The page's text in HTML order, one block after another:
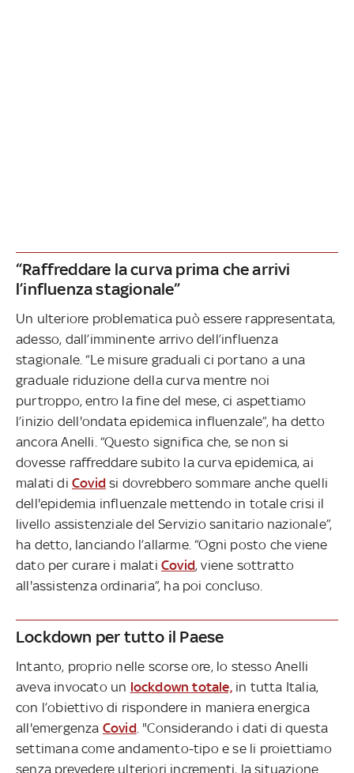
“Raffreddare la curva prima che arrivi
l’influenza stagionale”
Un ulteriore problematica può essere rappresentata,
adesso, dall’imminente arrivo dell’influenza
stagionale. “Le misure graduali ci portano a una
graduale riduzione della curva mentre noi
purtroppo, entro la fine del mese, ci aspettiamo
l’inizio dell'ondata epidemica influenzale”, ha detto
ancora Anelli. “Questo significa che, se non si
dovesse raffreddare subito la curva epidemica, ai
malati di Covid si dovrebbero sommare anche quelli
dell'epidemia influenzale mettendo in totale crisi il
livello assistenziale del Servizio sanitario nazionale”,
ha detto, lanciando l’allarme. “Ogni posto che viene
dato per curare i malati Covid, viene sottratto
all'assistenza ordinaria”, ha poi concluso.
Lockdown per tutto il Paese
Intanto, proprio nelle scorse ore, lo stesso Anelli
aveva invocato un lockdown totale,in tutta Italia,
con l’obiettivo di rispondere in maniera energica
all'emergenza Covid. "Considerando i dati di questa
settimana come andamento-tipo e se li proiettiamo
senza prevedere ulteriori incrementi, la situazione